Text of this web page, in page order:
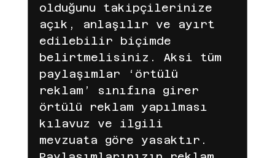
olduğunu takipçilerinize
açık, anlaşılır ve ayırt
edilebilir biçimde
belirtmelisiniz. Aksi tüm
paylaşımlar ‘örtülü
reklam’ sınıfına girer
örtülü reklam yapılması
kılavuz ve ilgili
mevzuata göre yasaktır.